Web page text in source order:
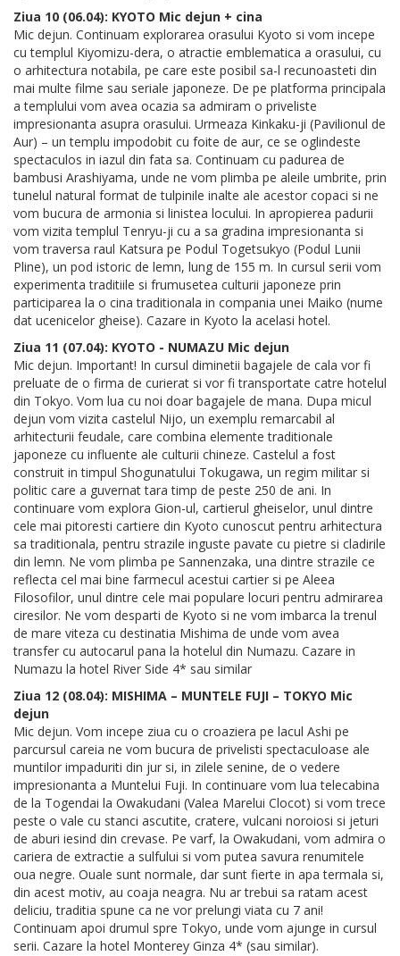
Ziua 10 (06.04): KYOTO Mic dejun + cina
Mic dejun. Continuam explorarea orasului Kyoto si vom incepe
cu templul Kiyomizu-dera, o atractie emblematica a orasului, cu
o arhitectura notabila, pe care este posibil sa-l recunoasteti din
mai multe filme sau seriale japoneze. De pe platforma principala
a templului vom avea ocazia sa admiram o priveliste
impresionanta asupra orasului. Urmeaza Kinkaku-ji (Pavilionul de
Aur) – un templu impodobit cu foite de aur, ce se oglindeste
spectaculos in iazul din fata sa. Continuam cu padurea de
bambusi Arashiyama, unde ne vom plimba pe aleile umbrite, prin
tunelul natural format de tulpinile inalte ale acestor copaci si ne
vom bucura de armonia si linistea locului. In apropierea padurii
vom vizita templul Tenryu-ji cu a sa gradina impresionanta si
vom traversa raul Katsura pe Podul Togetsukyo (Podul Lunii
Pline), un pod istoric de lemn, lung de 155 m. In cursul serii vom
experimenta traditiile si frumusetea culturii japoneze prin
participarea la o cina traditionala in compania unei Maiko (nume
dat ucenicelor gheise). Cazare in Kyoto la acelasi hotel.
Ziua 11 (07.04): KYOTO - NUMAZU Mic dejun
Mic dejun. Important! In cursul diminetii bagajele de cala vor fi
preluate de o firma de curierat si vor fi transportate catre hotelul
din Tokyo. Vom lua cu noi doar bagajele de mana. Dupa micul
dejun vom vizita castelul Nijo, un exemplu remarcabil al
arhitecturii feudale, care combina elemente traditionale
japoneze cu influente ale culturii chineze. Castelul a fost
construit in timpul Shogunatului Tokugawa, un regim militar si
politic care a guvernat tara timp de peste 250 de ani. In
continuare vom explora Gion-ul, cartierul gheiselor, unul dintre
cele mai pitoresti cartiere din Kyoto cunoscut pentru arhitectura
sa traditionala, pentru strazile inguste pavate cu pietre si cladirile
din lemn. Ne vom plimba pe Sannenzaka, una dintre strazile ce
reflecta cel mai bine farmecul acestui cartier si pe Aleea
Filosofilor, unul dintre cele mai populare locuri pentru admirarea
ciresilor. Ne vom desparti de Kyoto si ne vom imbarca la trenul
de mare viteza cu destinatia Mishima de unde vom avea
transfer cu autocarul pana la hotelul din Numazu. Cazare in
Numazu la hotel River Side 4* sau similar
Ziua 12 (08.04): MISHIMA – MUNTELE FUJI – TOKYO Mic
dejun
Mic dejun. Vom incepe ziua cu o croaziera pe lacul Ashi pe
parcursul careia ne vom bucura de privelisti spectaculoase ale
muntilor impaduriti din jur si, in zilele senine, de o vedere
impresionanta a Muntelui Fuji. In continuare vom lua telecabina
de la Togendai la Owakudani (Valea Marelui Clocot) si vom trece
peste o vale cu stanci ascutite, cratere, vulcani noroiosi si jeturi
de aburi iesind din crevase. Pe varf, la Owakudani, vom admira o
cariera de extractie a sulfului si vom putea savura renumitele
oua negre. Ouale sunt normale, dar sunt fierte in apa termala si,
din acest motiv, au coaja neagra. Nu ar trebui sa ratam acest
deliciu, traditia spune ca ne vor prelungi viata cu 7 ani!
Continuam apoi drumul spre Tokyo, unde vom ajunge in cursul
serii. Cazare la hotel Monterey Ginza 4* (sau similar).